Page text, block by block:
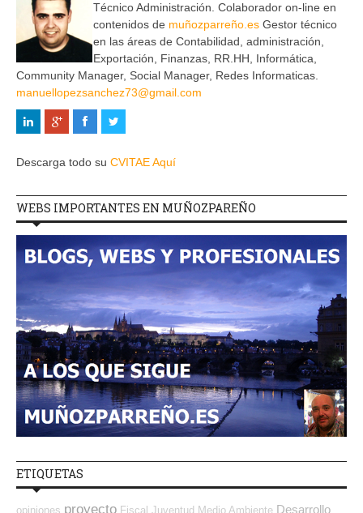
Técnico Administración. Colaborador on-line en
contenidos de muñozparreño.es Gestor técnico
en las áreas de Contabilidad, administración,
Exportación, Finanzas, RR.HH, Informática,
Community Manager, Social Manager, Redes Informaticas.
manuellopezsanchez73@gmail.com
Descarga todo su CVITAE Aquí
WEBS IMPORTANTES EN MUÑOZPAREÑO
ETIQUETAS
opiniones proyecto Fiscal Juventud Medio Ambiente Desarrollo